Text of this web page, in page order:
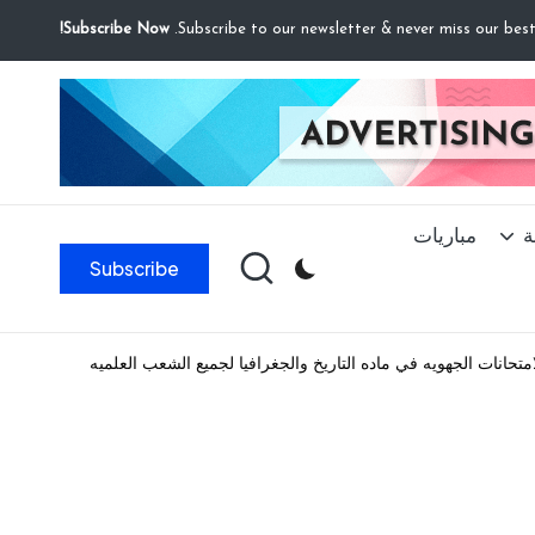
Subscribe Now!
مباريات
Subscribe
الجهويه في ماده التاريخ والجغرافيا لجميع الشعب العلميه